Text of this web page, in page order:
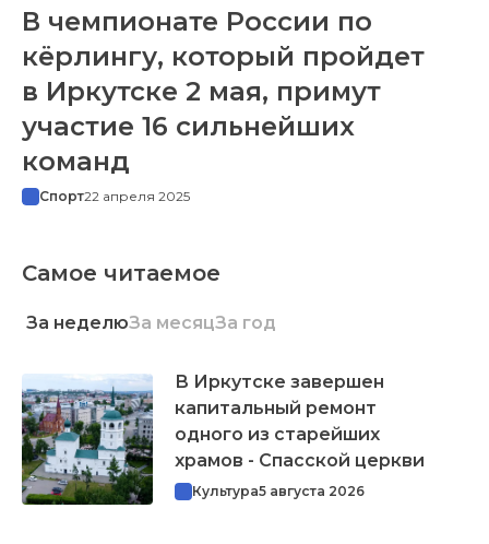
В чемпионате России по
кёрлингу, который пройдет
в Иркутске 2 мая, примут
участие 16 сильнейших
команд
Спорт22 апреля 2025
Самое читаемое
За неделюЗа месяцЗа год
В Иркутске завершен
капитальный ремонт
одного из старейших
храмов - Спасской церкви
Культура5 августа 2026